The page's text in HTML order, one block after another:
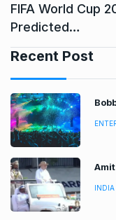
FIFA World Cup
Predicted…
Recent Post
INDIA